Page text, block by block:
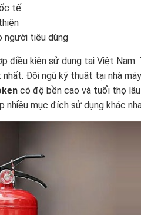
tế
người tiêu dùng
điều kiện sử dụng tại Việt Nam.
Đội ngũ kỹ thuật tại nhà
có độ bền cao và tuổi thọ
nhiều mục đích sử dụng khác